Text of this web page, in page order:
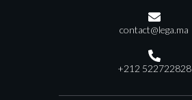
contact@lega.ma
+212 522722828